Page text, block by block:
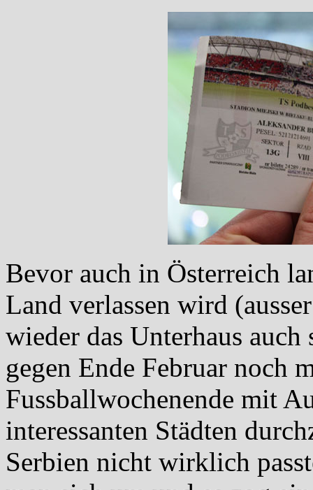
Bevor auch in Österreich
Land verlassen wird
wieder das Unterhaus
gegen Ende Februar noch
Fussballwochenende mit
interessanten Städten
Serbien nicht wirklich